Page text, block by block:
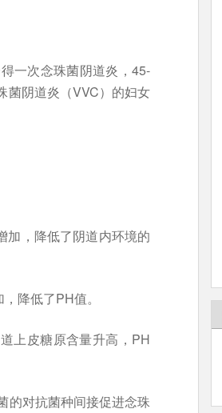
一次念珠菌阴道炎，45-
菌阴道炎（VVC）的妇女
加，降低了阴道内环境的
降低了PH值。
上皮糖原含量升高，PH
的对抗菌种间接促进念珠